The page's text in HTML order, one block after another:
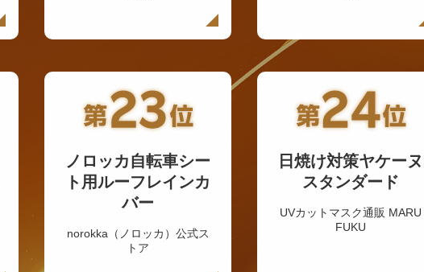
ノロッカ自転車シー
ト用ルーフレインカ
バー
norokka（ノロッカ）公式ス
トア
日焼け対策ヤケーヌ
スタンダード
UVカットマスク通販 MARU
FUKU